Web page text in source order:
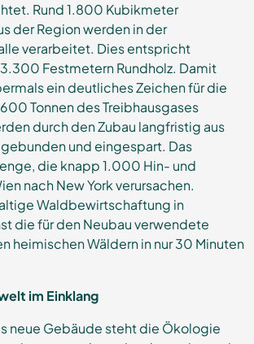
Rund 1.800 Kubikmeter
der Region werden in der
verarbeitet. Dies entspricht
Festmetern Rundholz. Damit
ein deutliches Zeichen für die
Tonnen des Treibhausgases
durch den Zubau langfristig aus
und eingespart. Das
die knapp 1.000 Hin- und
nach New York verursachen.
Waldbewirtschaftung in
die für den Neubau verwendete
heimischen Wäldern in nur 30 Minuten
im Einklang
neue Gebäude steht die Ökologie